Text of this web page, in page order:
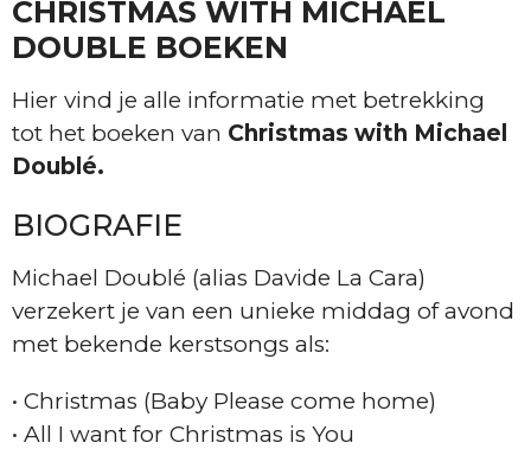
CHRISTMAS WITH MICHAEL
DOUBLE BOEKEN
Hier vind je alle informatie met betrekking
tot het boeken van Christmas with Michael
Doublé.
BIOGRAFIE
Michael Doublé (alias Davide La Cara)
verzekert je van een unieke middag of avond
met bekende kerstsongs als:
• Christmas (Baby Please come home)
• All I want for Christmas is You